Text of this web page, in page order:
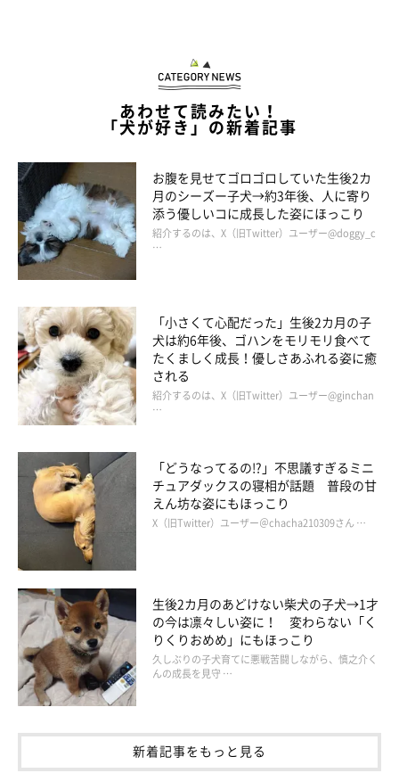
帰り道の公園ではニコニコ笑顔のマロたんです。家を出た時の表
情とは大違いです。たくさんおやつをもらうわけではないのです
味がするようです。
おやつくださいな
あわせて読みたい！
「犬が好き」の新着記事
お腹を見せてゴロゴロしていた生後2カ
月のシーズー子犬→約3年後、人に寄り
添う優しいコに成長した姿にほっこり
紹介するのは、X（旧Twitter）ユーザー@doggy_c
…
「小さくて心配だった」生後2カ月の子
犬は約6年後、ゴハンをモリモリ食べて
たくましく成長！優しさあふれる姿に癒
される
紹介するのは、X（旧Twitter）ユーザー@ginchan
…
「どうなってるの!?」不思議すぎるミニ
チュアダックスの寝相が話題 普段の甘
えん坊な姿にもほっこり
X（旧Twitter）ユーザー＠chacha210309さん …
生後2カ月のあどけない柴犬の子犬→1才
の今は凛々しい姿に！ 変わらない「く
りくりおめめ」にもほっこり
久しぶりの子犬育てに悪戦苦闘しながら、慎之介く
んの成長を見守 …
新着記事をもっと見る